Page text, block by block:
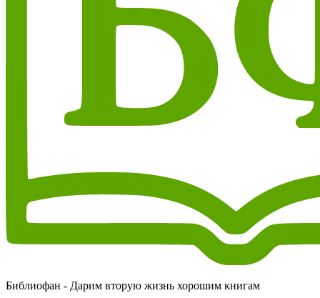
Библиофан - Дарим вторую жизнь хорошим книгам